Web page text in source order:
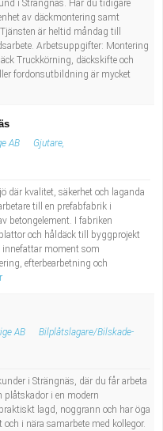
Medicinsk
i Strängnäs. Har du tidigare
av däckmontering samt
är heltid måndag till
Arbetsuppgifter: Montering
Truckkörning, däckskifte och
fordonsutbildning är mycket
AB
Gjutare,
där kvalitet, säkerhet och laganda
till en prefabfabrik i
betongelement. I fabriken
och håldäck till byggprojekt
innefattar moment som
efterbearbetning och
AB
Bilplåtslagare/Bilskade-
i Strängnäs, där du får arbeta
plåtskador i en modern
lagd, noggrann och har öga
i nära samarbete med kollegor.